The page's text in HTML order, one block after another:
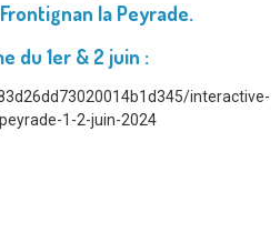
la Peyrade.
du 1er & 2 juin :
interactive-
1-2-juin-2024